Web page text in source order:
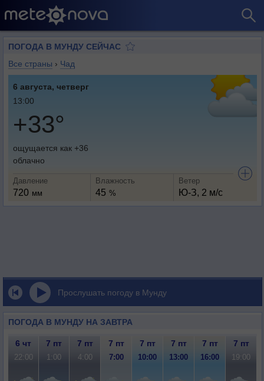
ПОГОДА В МУНДУ СЕЙЧАС
Все страны › Чад
6 августа, четверг
13:00
+33°
ощущается как +36
облачно
Давление
720 мм
Влажность
45 %
Ветер
Ю-З, 2 м/с
Прослушать погоду в Мунду
ПОГОДА В МУНДУ НА ЗАВТРА
6 чт 7 пт 7 пт 7 пт 7 пт 7 пт 7 пт 7 пт
22:00 1:00 4:00 7:00 10:00 13:00 16:00 19:00